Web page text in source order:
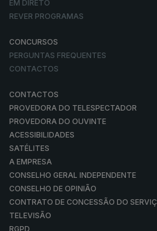
EM DIRETO
REVER PROGRAMAS
CONCURSOS
PERGUNTAS FREQUENTES
CONTACTOS
CONTACTOS
PROVEDORA DO TELESPECTADOR
PROVEDORA DO OUVINTE
ACESSIBILIDADES
SATÉLITES
A EMPRESA
CONSELHO GERAL INDEPENDENTE
CONSELHO DE OPINIÃO
CONTRATO DE CONCESSÃO DO
TELEVISÃO
RGPD